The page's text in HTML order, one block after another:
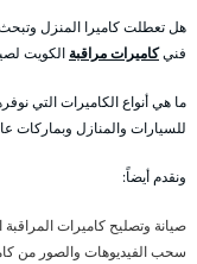
هل تعطلت كاميرا المنزل وتبحث
فنيكاميرات مراقبة الكويت
ما هي أنواع الكاميرات التي
للسيارات والمنازل وبماركات
ونقدم أيضاً:
صيانة وتصليح كاميرات
سحب الفيديوهات والصور من